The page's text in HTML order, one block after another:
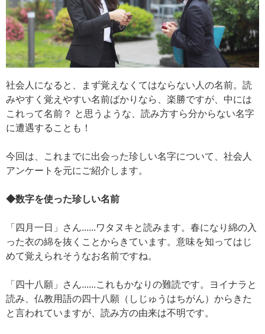
社会人になると、まず覚えなくてはならない人の名前。読
みやすく覚えやすい名前ばかりなら、楽勝ですが、中には
これって名前？ と思うような、読み方すら分からない名字
に遭遇することも！
今回は、これまでに出会った珍しい名字について、社会人
アンケートを元にご紹介します。
◆数字を使った珍しい名前
「四月一日」さん......ワタヌキと読みます。春になり綿の入
った衣の綿を抜くことからきています。意味を知ってはじ
めて覚えられそうなお名前ですね。
「四十八願」さん......これもかなりの難読です。ヨイナラと
読み、仏教用語の四十八願（しじゅうはちがん）からきた
と言われていますが、読み方の由来は不明です。